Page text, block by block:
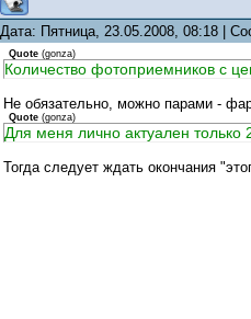
Дата: Пятница, 23.05.2008, 08:18 |
Quote (gonza)
Количество фотоприемников с
Не обязательно, можно парами -
Quote (gonza)
Для меня лично актуален только
Тогда следует ждать окончания